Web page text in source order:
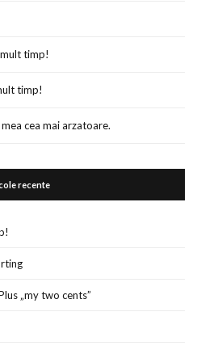
timp!
timp!
cea mai arzatoare.
recente
„my two cents”